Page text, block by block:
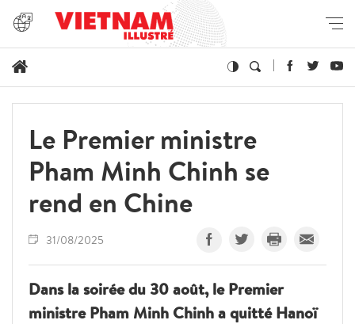
Le Premier ministre
Pham Minh Chinh se
rend en Chine
31/08/2025
Dans la soirée du 30 août, le Premier
ministre Pham Minh Chinh a quitté Hanoï